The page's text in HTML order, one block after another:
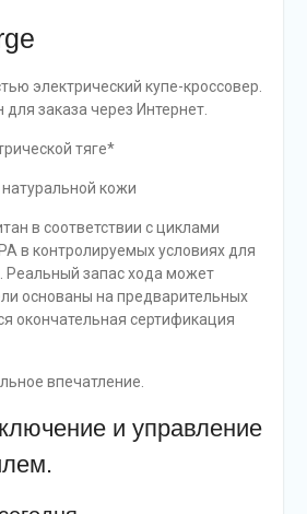
электрический купе-кроссовер.
заказа через Интернет.
тяге*
кожи
в соответствии с циклами
в контролируемых условиях для
Реальный запас хода может
основаны на предварительных
окончательная сертификация
впечатление.
и управление